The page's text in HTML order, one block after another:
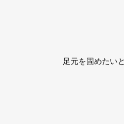
足元を固めたい